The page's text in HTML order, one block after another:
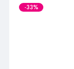
-33%